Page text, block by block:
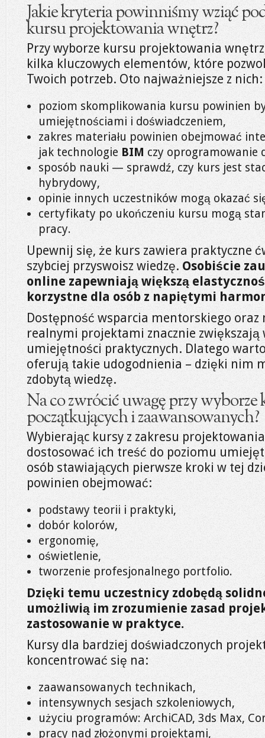
Jakie kryteria powinniśmy wziąć
kursu projektowania wnętrz?
Przy wyborze kursu projektowania
kilka kluczowych elementów, które
Twoich potrzeb. Oto najważniejsze z nich:
poziom skomplikowania kursu powinien
umiejętnościami i doświadczeniem,
zakres materiału powinien obejmować
jak technologie BIM czy oprogramowanie
sposób nauki — sprawdź, czy kurs jest
hybrydowy,
opinie innych uczestników mogą okazać
certyfikaty po ukończeniu kursu mogą
pracy.
Upewnij się, że kurs zawiera praktyczne
szybciej przyswoisz wiedzę. Osobiście
online zapewniają większą
korzystne dla osób z napiętymi
Dostępność wsparcia mentorskiego
realnymi projektami znacznie
umiejętności praktycznych. Dlatego
oferują takie udogodnienia – dzięki nim
zdobytą wiedzę.
Na co zwrócić uwagę przy wyborze
początkujących i zaawansowanych?
Wybierając kursy z zakresu
dostosować ich treść do poziomu
osób stawiających pierwsze kroki w tej
powinien obejmować:
podstawy teorii i praktyki,
dobór kolorów,
ergonomię,
oświetlenie,
tworzenie profesjonalnego portfolio.
Dzięki temu uczestnicy zdobędą
umożliwią im zrozumienie zasad
zastosowanie w praktyce.
Kursy dla bardziej doświadczonych
koncentrować się na:
zaawansowanych technikach,
intensywnych sesjach szkoleniowych,
użyciu programów: ArchiCAD, 3ds Max,
pracy nad złożonymi projektami,